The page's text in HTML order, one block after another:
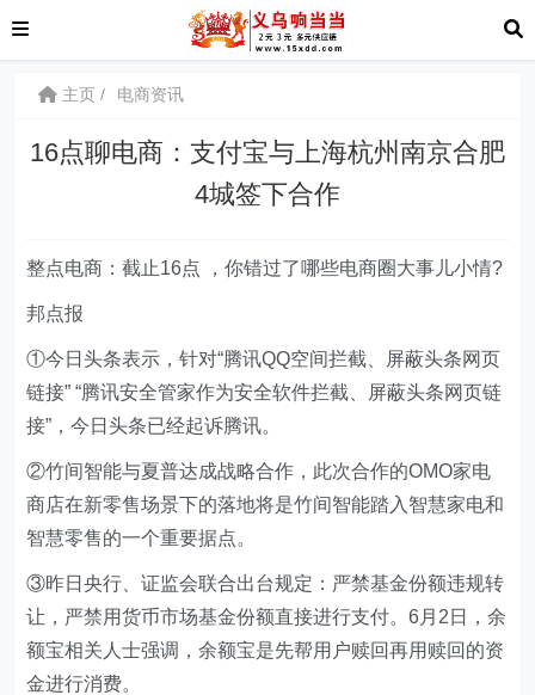
主页 电商资讯
16点聊电商：支付宝与上海杭州南京合肥
4城签下合作
整点电商：截止16点 ，你错过了哪些电商圈大事儿小情?
邦点报
①今日头条表示，针对“腾讯QQ空间拦截、屏蔽头条网页
链接” “腾讯安全管家作为安全软件拦截、屏蔽头条网页链
接”，今日头条已经起诉腾讯。
②竹间智能与夏普达成战略合作，此次合作的OMO家电
商店在新零售场景下的落地将是竹间智能踏入智慧家电和
智慧零售的一个重要据点。
③昨日央行、证监会联合出台规定：严禁基金份额违规转
让，严禁用货币市场基金份额直接进行支付。6月2日，余
额宝相关人士强调，余额宝是先帮用户赎回再用赎回的资
金进行消费。